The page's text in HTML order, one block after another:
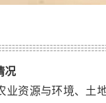
况
业资源与环境、土